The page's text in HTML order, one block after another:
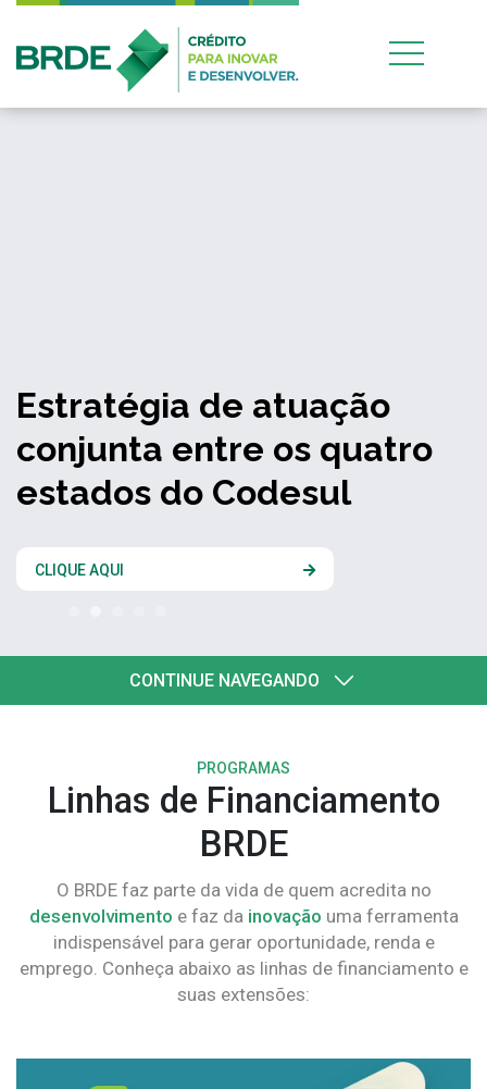
Estratégia de atuação
conjunta entre os quatro
estados do Codesul
CLIQUE AQUI
CONTINUE NAVEGANDO
PROGRAMAS
Linhas de Financiamento
BRDE
O BRDE faz parte da vida de quem acredita no
desenvolvimento e faz da inovação uma ferramenta
indispensável para gerar oportunidade, renda e
emprego. Conheça abaixo as linhas de financiamento e
suas extensões: